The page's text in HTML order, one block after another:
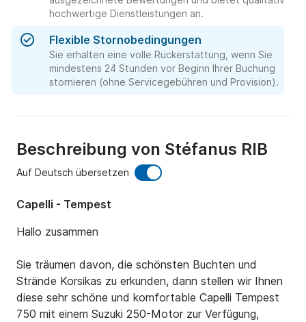
hochwertige Dienstleistungen an.
Flexible Stornobedingungen
Sie erhalten eine volle Rückerstattung, wenn Sie
mindestens 24 Stunden vor Beginn Ihrer Buchung
stornieren (ohne Servicegebühren und Provision).
Beschreibung von Stéfanus RIB
Auf Deutsch übersetzen
Capelli - Tempest
Hallo zusammen
Sie träumen davon, die schönsten Buchten und
Strände Korsikas zu erkunden, dann stellen wir Ihnen
diese sehr schöne und komfortable Capelli Tempest
750 mit einem Suzuki 250-Motor zur Verfügung,